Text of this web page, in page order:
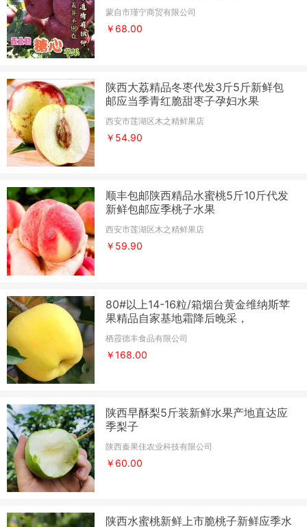
蒙自市瑾宁商贸有限公司
￥68.00
陕西大荔精品冬枣代发3斤5斤新鲜包
邮应当季青红脆甜枣子孕妇水果
西安市莲湖区木之精鲜果店
￥54.90
顺丰包邮陕西精品水蜜桃5斤10斤代发
新鲜包邮应季桃子水果
西安市莲湖区木之精鲜果店
￥59.90
80#以上14-16粒/箱烟台黄金维纳斯苹
果精品自家基地霜降后晚采，
栖霞德丰食品有限公司
￥168.00
陕西早酥梨5斤装新鲜水果产地直达应
季梨子
陕西秦果佳农业科技有限公司
￥60.00
陕西水蜜桃新鲜上市脆桃子新鲜应季水